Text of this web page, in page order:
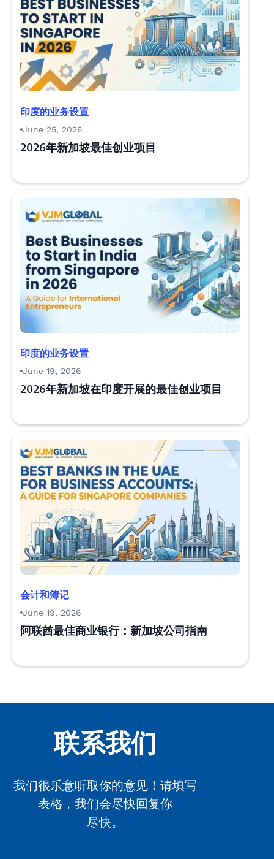
印度的业务设置
June 25, 2026
2026年新加坡最佳创业项目
印度的业务设置
June 19, 2026
2026年新加坡在印度开展的最佳创业项目
会计和簿记
June 19, 2026
阿联酋最佳商业银行：新加坡公司指南
联系我们
我们很乐意听取你的意见！请填写
表格，我们会尽快回复你
尽快。